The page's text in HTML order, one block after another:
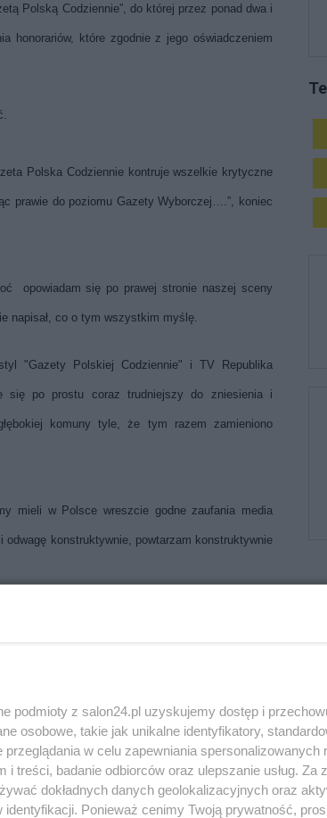
Polską Codziennie”, do której przez ponad dwa i
honorariów, które zgodnie z jego oświadczeniem
Polska Codziennie kontruje wszelkie krytyczne
prawie do poziomu Gazety Wyborczej….”, koniec
opowiadam się po prawej stronie naszej sceny
napisał, co o tym wszystkim myślę.
"Gazety Polskiej Codziennie" i TV Republika
się po prostu coraz trudniejszy do zniesienia i
komuny tyle, że tym razem zamieniono
mieli w Polsce wreszcie godne zaufania media
konstruktywnie, powtarzam konstruktywnie
Polskiej zostały opanowane przez uczuloną na
zamknięty klan niedopuszczający do głosu
Rafał Ziemkiewicz odrobinę wychylił ze swą
ustawiony do pionu.
podmioty z salon24.pl uzyskujemy dostęp i
osobowe, takie jak unikalne identyfikatory,
w celu zapewniania spersonalizowanych
treści, badanie odbiorców oraz ulepszanie usług. Za
dokładnych danych geolokalizacyjnych oraz
Ponieważ cenimy Twoją prywatność,